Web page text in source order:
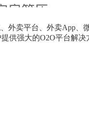
外卖平台、外卖App、
供强大的O2O平台解决